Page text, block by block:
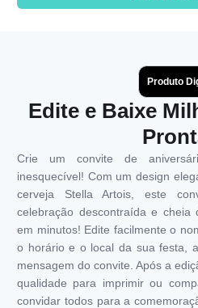
Produto
Edite e Baixe
Crie um convite de
inesquecível! Com um design
cerveja Stella Artois, este
celebração descontraída e cheia
em minutos! Edite facilmente o
o horário e o local da sua festa,
mensagem do convite. Após a
qualidade para imprimir ou
convidar todos para a